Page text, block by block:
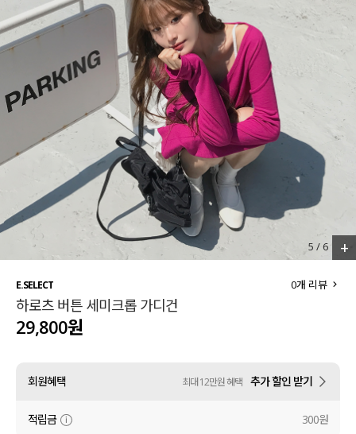
신상 5%
MADE
세트할인 ~30%
살안타템
110사이즈
티셔츠
셔츠
원피스
아우터
티셔츠
니트
블라우스
원피스
팬츠
스커트 5 / 6 +
E.SELECT
하로츠 버튼 세미크롭 가디건
0개 리뷰
29,800원
회원혜택 최대 12만원 혜택 추가 할인 받기
적립금 300원